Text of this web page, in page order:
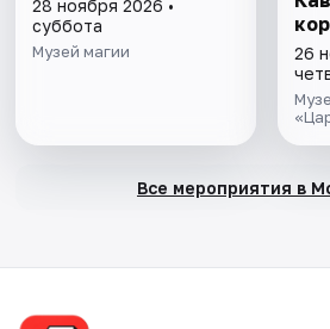
28 ноября 2026 •
суббота
Музей магии
26
Все мероприятия в